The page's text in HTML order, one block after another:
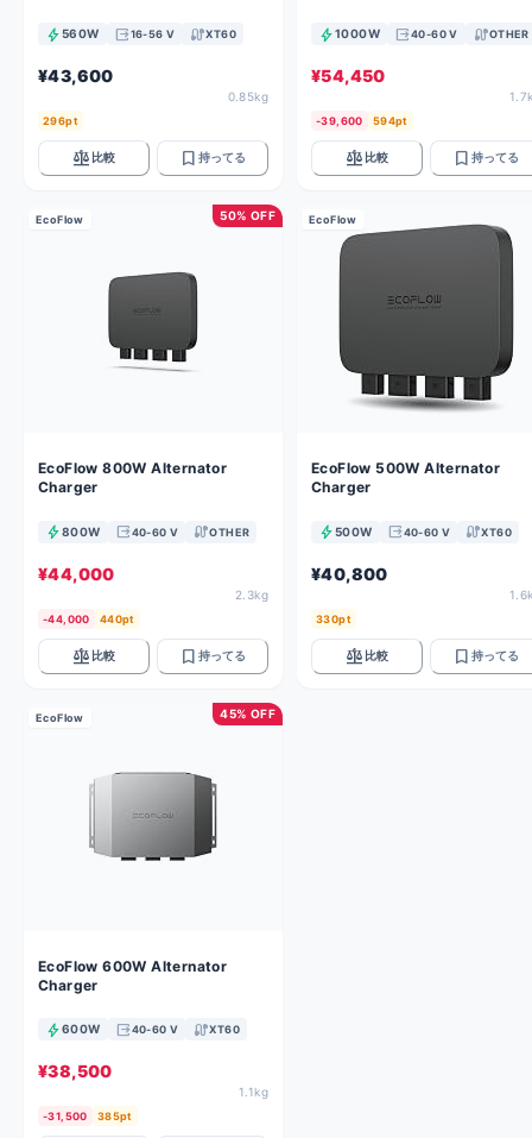
bolt560W output16-56 V cableXT60
¥43,600
0.85kg
296pt
balance 比較 bookmark 持ってる
bolt1000W output40-60 V cableOTHER
¥54,450
-39,600 594pt
balance 比較 bookmark 持ってる
50% OFF
EcoFlow
EcoFlow 800W Alternator
Charger
bolt800W output40-60 V cableOTHER
¥44,000
2.3kg
-44,000 440pt
balance 比較 bookmark 持ってる
EcoFlow
EcoFlow 500W Alternator
Charger
bolt500W output40-60 V cableXT60
¥40,800
330pt
balance 比較 bookmark 持ってる
45% OFF
EcoFlow
EcoFlow 600W Alternator
Charger
bolt600W output40-60 V cableXT60
¥38,500
1.1kg
-31,500 385pt